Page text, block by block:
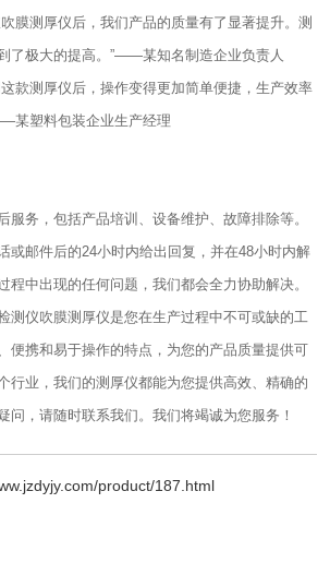
膜测厚仪后，我们产品的质量有了显著提升。测
了极大的提高。”——某知名制造企业负责人
款测厚仪后，操作变得更加简单便捷，生产效率
某塑料包装企业生产经理
服务，包括产品培训、设备维护、故障排除等。
或邮件后的24小时内给出回复，并在48小时内解
程中出现的任何问题，我们都会全力协助解决。
测仪吹膜测厚仪是您在生产过程中不可或缺的工
便携和易于操作的特点，为您的产品质量提供可
行业，我们的测厚仪都能为您提供高效、精确的
问，请随时联系我们。我们将竭诚为您服务！
product/187.html